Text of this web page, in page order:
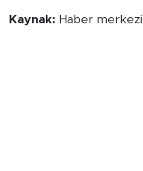
Kaynak: Haber merkezi